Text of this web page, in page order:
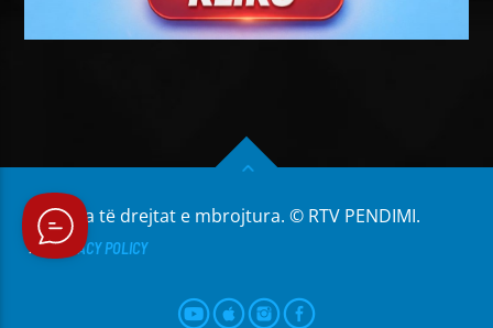
Të gjitha të drejtat e mbrojtura. © RTV PENDIMI.
PRIVACY POLICY